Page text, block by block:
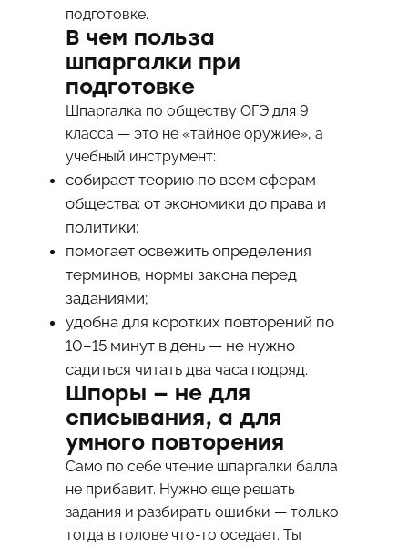
подготовке.
В чем польза
шпаргалки при
подготовке
Шпаргалка по обществу ОГЭ для 9
класса — это не «тайное оружие», а
учебный инструмент:
собирает теорию по всем сферам
общества: от экономики до права и
политики;
помогает освежить определения
терминов, нормы закона перед
заданиями;
удобна для коротких повторений по
10–15 минут в день — не нужно
садиться читать два часа подряд.
Шпоры — не для
списывания, а для
умного повторения
Само по себе чтение шпаргалки балла
не прибавит. Нужно еще решать
задания и разбирать ошибки — только
тогда в голове что-то оседает. Ты